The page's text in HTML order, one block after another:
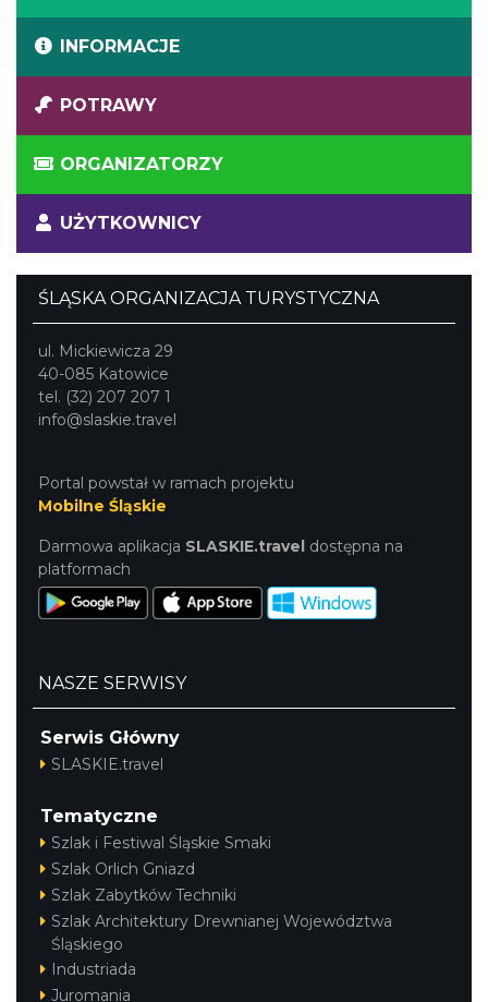
INFORMACJE
POTRAWY
ORGANIZATORZY
UŻYTKOWNICY
ŚLĄSKA ORGANIZACJA TURYSTYCZNA
ul. Mickiewicza 29
40-085 Katowice
tel. (32) 207 207 1
info@slaskie.travel
Portal powstał w ramach projektu
Mobilne Śląskie
Darmowa aplikacja SLASKIE.travel dostępna na
platformach
NASZE SERWISY
Serwis Główny
SLASKIE.travel
Tematyczne
Szlak i Festiwal Śląskie Smaki
Szlak Orlich Gniazd
Szlak Zabytków Techniki
Szlak Architektury Drewnianej Województwa
Śląskiego
Industriada
Juromania